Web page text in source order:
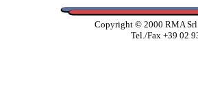
Copyright © 2000 RMA Srl
Tel./Fax +39 02